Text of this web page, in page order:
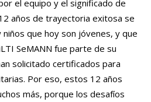
el equipo y el significado de
años de trayectoria exitosa se
que hoy son jóvenes, y que
SeMANN fue parte de su
solicitado certificados para
Por eso, estos 12 años
más, porque los desafíos